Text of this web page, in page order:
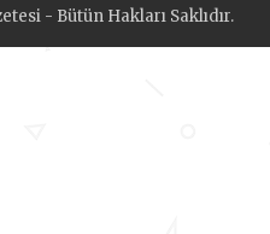
- Bütün Hakları Saklıdır.